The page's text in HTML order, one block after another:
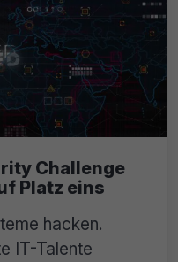
Challenge
Platz eins
hacken.
IT-Talente